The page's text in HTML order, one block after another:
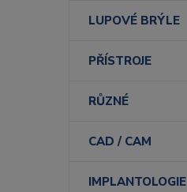
LUPOVÉ BRÝLE
PŘÍSTROJE
RŮZNÉ
CAD / CAM
IMPLANTOLOGIE